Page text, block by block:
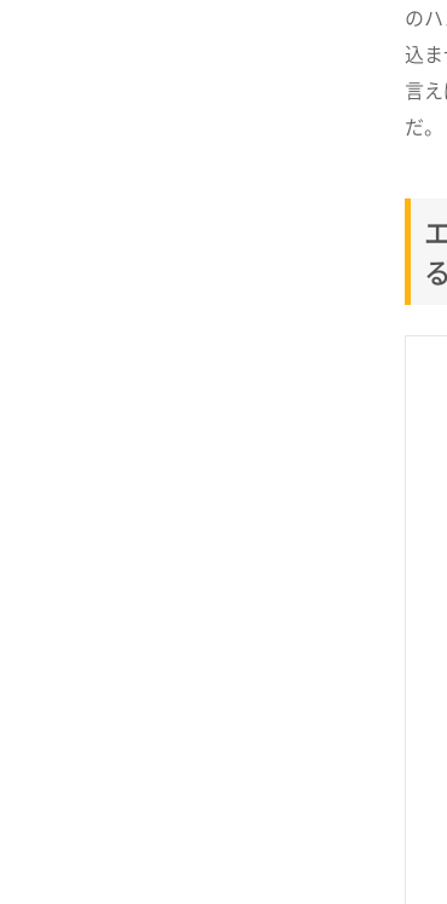
の
込
言
だ。